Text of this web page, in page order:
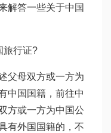
解答一些关于中国
旅行证?
父母双方或一方为
中国国籍，前往中
方或一方为中国公
有外国国籍的，不